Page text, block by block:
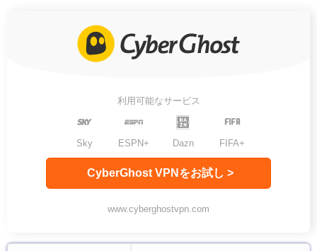
利用可能なサービス
Sky ESPN+ Dazn FIFA+
CyberGhost VPNをお試し >
www.cyberghostvpn.com